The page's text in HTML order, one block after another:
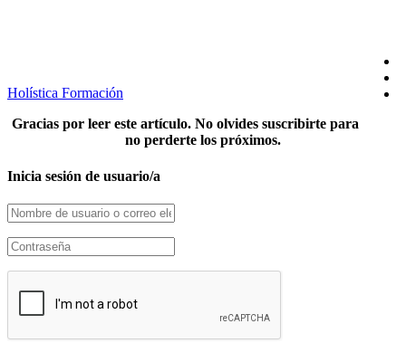
Holística Formación
Gracias por leer este artículo. No olvides suscribirte para
no perderte los próximos.
Inicia sesión de usuario/a